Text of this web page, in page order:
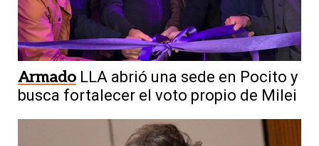
Armado LLA abrió una sede en Pocito y
busca fortalecer el voto propio de Milei